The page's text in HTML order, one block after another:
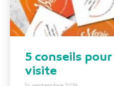
5 conseils
visite